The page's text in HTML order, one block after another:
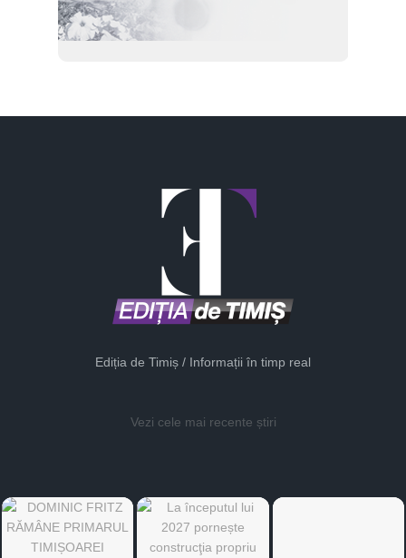
Ediția de Timiș / Informații în timp real
Vezi cele mai recente știri